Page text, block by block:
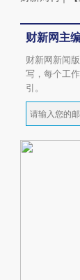
财新网主
财新网新闻
写，每个工
引。